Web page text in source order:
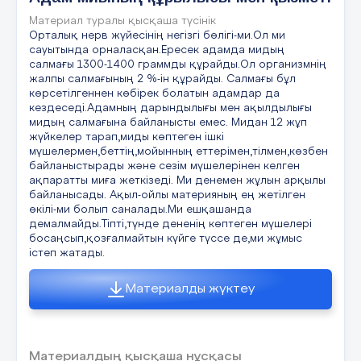
Маркалары ЗКЛ2-16 және ЗКЛ2-
40 задвижкалары
Затворы клинді, жылжымалы
шпиндельді, фланецті ЗКЛ2-16 және
ЗКЛ2-40задвижкалары белсенді емес
ортадағы сұйықтық және газ тәрізді
мұнай өнімдеріндебірінші орындалымы
425°С дейін жұмысшы температурада, ал
екінші орындалымы белсенділігі бар
сұйықтық және газ тәрізді мұнай
өнімдерінде 600°С дейінгі жұмысшы
температурада жұмыс істеуге арналған.
Сабақтың
соңы
3 мниут
Рефлексия
«Жетістік ағашы» әдісі
Мақсаты:Oқушылар
қаншалықты мақсатқа
тақырып бойынша алған
деңгейін анықтау.
таратылады.
Е. Т.Морган
8. Генетиканың негізін салушы
А.К.Э.Коренс
В.Г. Де Фриз
С.Г.Мендель
D.Э.Чермак
Е.Т.Морган
9.Сәйкес емес екі хромосомалар арасындағы
үлескілердің алмасуы
А.инверсия
С.транслокаци
Материал туралы қысқаша түсінік
Орталық нерв жүйесінің негізгі бөлігі-ми.Ол ми
сауытында орналасқан.Ересек адамда мидың
салмағы 1300-1400 граммды құрайды.Ол организмнің
жалпы салмағының 2 %-ін құрайды. Салмағы бұл
көрсетілгеннен көбірек болатын адамдар да
кездеседі.Адамның дарындылығы мен ақылдылығы
мидың салмағына байланысты емес. Мидан 12 жұп
жүйкелер тарап,миды көптеген ішкі
мүшелермен,беттің,мойынның еттерімен,тілмен,көзбен
байланыстырады және сезім мүшелерінен келген
ақпаратты миға жеткізеді. Ми денемен жұлын арқылы
байланысады. Ақыл-ойлы материяның ең жетілген
өкілі-ми болып саналады.Ми ешқашанда
демалмайды.Тіпті,түнде дененің көптеген мүшелері
босаңсып,қозғалмайтын күйге түссе де,ми жұмыс
істеп жатады.
Материалды жүктеу
Материалдың қысқаша нұсқасы